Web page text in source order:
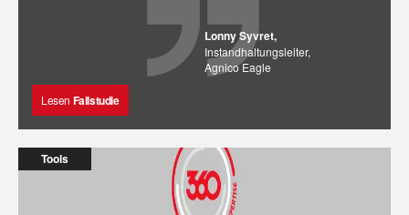
Lonny Syvret,
Instandhaltungsleiter,
Agnico Eagle
Lesen Fallstudie
Tools